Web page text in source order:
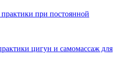
при постоянной
цигун и самомассаж для